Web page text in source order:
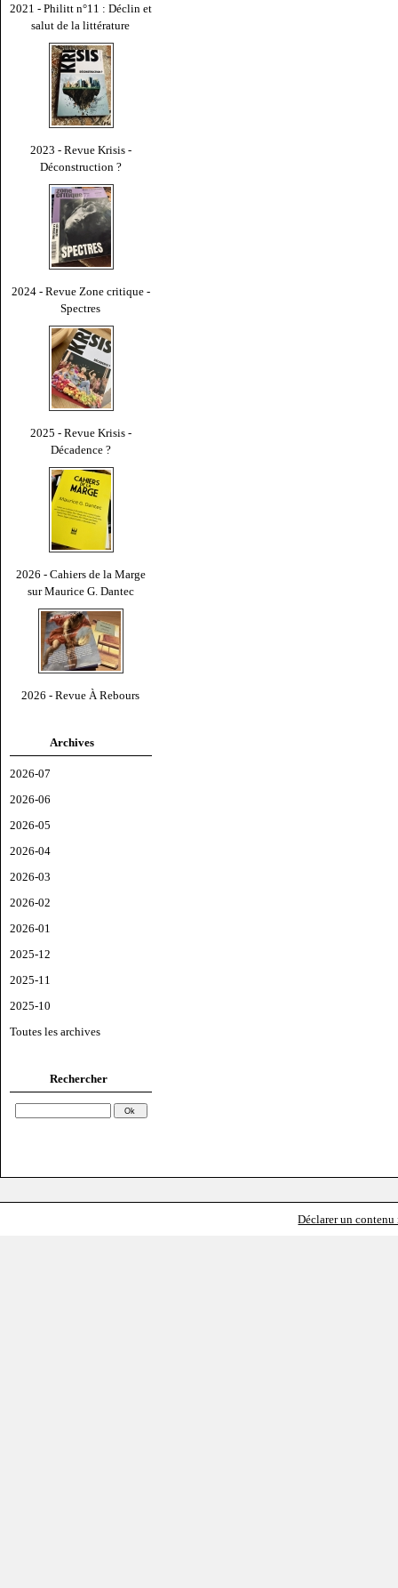
2021 - Philitt n°11 : Déclin et
salut de la littérature
2023 - Revue Krisis -
Déconstruction ?
2024 - Revue Zone critique -
Spectres
2025 - Revue Krisis -
Décadence ?
2026 - Cahiers de la Marge
sur Maurice G. Dantec
2026 - Revue À Rebours
Archives
2026-07
2026-06
2026-05
2026-04
2026-03
2026-02
2026-01
2025-12
2025-11
2025-10
Toutes les archives
Rechercher
Déclarer un